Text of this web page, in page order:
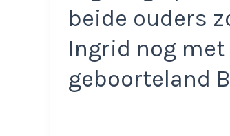
beide ouders
Ingrid nog
geboorteland